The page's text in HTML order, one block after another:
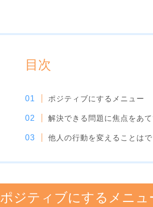
目次
ポジティブにするメニュー
解決できる問題に焦点をあ
他人の行動を変えることは
ポジティブにするメニュ